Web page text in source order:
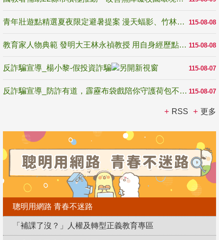
115-08-08
青年壯遊點精選夏夜限定避暑提案 漫天蝠影、竹林尋蛙、茶香夜觀 邀青年暮色出發
115-08-08
教育家人物典範 發明大王林永禎教授 用自身經歷點亮學生的路
115-08-07
反詐騙宣導_楊小黎-假投資詐騙
115-08-07
反詐騙宣導_防詐有道，霹靂布袋戲陪你守護荷包不受騙
RSS 更多
聰明用網路 青春不迷路
「補課了沒？」人權及轉型正義教育專區